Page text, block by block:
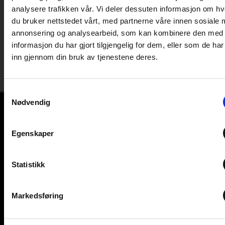
analysere trafikken vår. Vi deler dessuten informasjon om
du bruker nettstedet vårt, med partnerne våre innen sosiale
annonsering og analysearbeid, som kan kombinere den med
informasjon du har gjort tilgjengelig for dem, eller som de
inn gjennom din bruk av tjenestene deres.
Samtykkevalg
Nødvendig
Egenskaper
Statistikk
Markedsføring
Sparebank 1 >